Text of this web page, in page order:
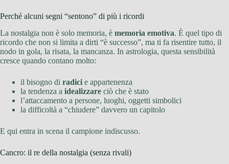
Perché alcuni segni “sentono” di più i ricordi
La nostalgia non è solo memoria, è memoria emotiva. È quel tipo di
ricordo che non si limita a dirti “è successo”, ma ti fa risentire tutto, il
nodo in gola, la risata, la mancanza. In astrologia, questa sensibilità
cresce quando contano molto:
il bisogno di radici e appartenenza
la tendenza a idealizzare ciò che è stato
l’attaccamento a persone, luoghi, oggetti simbolici
la difficoltà a “chiudere” davvero un capitolo
E qui entra in scena il campione indiscusso.
Cancro: il re della nostalgia (senza rivali)